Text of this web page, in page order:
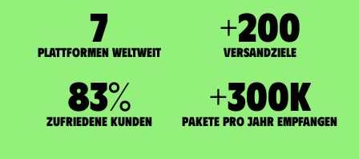
7
Plattformen weltweit
+200
Versandziele
83%
zufriedene Kunden
+300K
Pakete pro Jahr empfangen